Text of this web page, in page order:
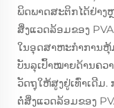
ພິດພາດສະຕິກໄດ້ຢ່າງ
ສິ່ງແວດລ້ອມຂອງ
ໃນອຸດສາຫະກໍາການຫຸ້
ບັນລຸເປົ້າໝາຍດ້ານຄວ
ວັດຖຸໃຫ້ສູງຢູ່ເທົ່າເດີມ.
ຕໍ່ສິ່ງແວດລ້ອມຂອງ